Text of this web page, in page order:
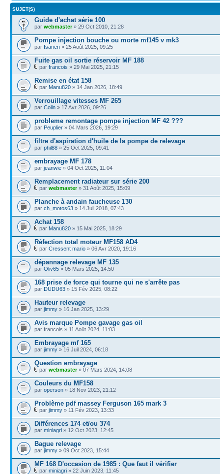
SUJET(S)
Guide d'achat série 100
par webmaster» 29 Oct 2010, 21:28
Pompe injection bouche ou morte mf145 v mk3
par Isarien » 25 Août 2025, 09:25
Fuite gas oil sortie réservoir MF 188
par francois » 29 Mai 2025, 21:15
Remise en état 158
par Manu820 » 14 Jan 2026, 18:49
Verrouillage vitesses MF 265
par Colin » 17 Avr 2026, 09:26
probleme remontage pompe injection MF 42 ???
par Peuplier » 04 Mars 2026, 19:29
filtre d'aspiration d'huile de la pompe de relevage
par phil88 » 25 Oct 2025, 09:41
embrayage MF 178
par jeanwie » 04 Oct 2025, 11:04
Remplacement radiateur sur série 200
par webmaster» 31 Août 2025, 15:09
Planche à andain faucheuse 130
par ch_motos63 » 14 Juil 2018, 07:43
Achat 158
par Manu820 » 15 Mai 2025, 18:29
Réfection total moteur MF158 AD4
par Cressent mario » 06 Avr 2020, 19:16
dépannage relevage MF 135
par Oliv65 » 05 Mars 2025, 14:50
168 prise de force qui tourne qui ne s'arrête pas
par DUDU63 » 15 Fév 2025, 08:22
Hauteur relevage
par jimmy » 16 Jan 2025, 13:29
Avis marque Pompe gavage gas oil
par francois » 11 Août 2024, 11:03
Embrayage mf 165
par jimmy » 16 Juil 2024, 06:18
Question embrayage
par webmaster» 07 Mars 2024, 14:08
Couleurs du MF158
par operson » 18 Nov 2023, 21:12
Problème pdf massey Ferguson 165 mark 3
par jimmy » 11 Fév 2023, 13:33
Différences 174 et/ou 374
par miniagri » 12 Oct 2023, 12:45
Bague relevage
par jimmy » 09 Oct 2023, 15:44
MF 168 D'occasion de 1985 : Que faut il vérifier
par miniagri » 22 Juin 2023, 11:45